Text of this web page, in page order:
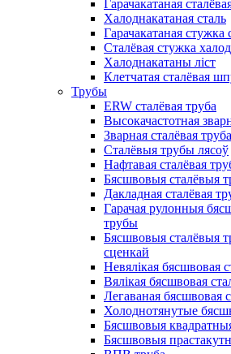
Гарачакатаная
Халоднакатаная сталь
Гарачакатаная стужка
Сталёвая стужка
Халоднакатаны ліст
Клетчатая сталёвая
Трубы
ERW сталёвая труба
Высокачастотная
Зварная сталёвая труба
Сталёвыя трубы лясоў
Нафтавая сталёвая
Бясшвовыя сталёвыя
Дакладная сталёвая
Гарачая рулонныя
трубы
Бясшвовыя сталёвыя
сценкай
Невялікая бясшвовая
Вялікая бясшвовая
Легаваная бясшвовая
Холоднотянутые
Бясшвовыя
Бясшвовыя